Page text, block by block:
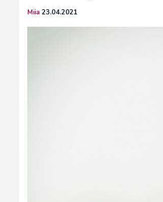
Miia 23.04.2021